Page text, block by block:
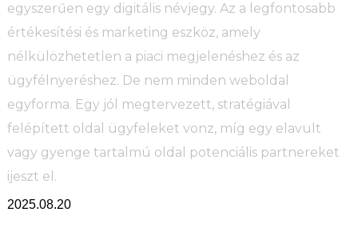
egyszerűen egy digitális névjegy. Az a legfontosabb
értékesítési és marketing eszköz, amely
nélkülözhetetlen a piaci megjelenéshez és az
ügyfélnyeréshez. De nem minden weboldal
egyforma. Egy jól megtervezett, stratégiával
felépített oldal ügyfeleket vonz, míg egy elavult
vagy gyenge tartalmú oldal potenciális partnereket
ijeszt el.
2025.08.20